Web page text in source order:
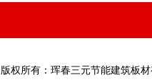
版权所有：珲春三元节能建筑板